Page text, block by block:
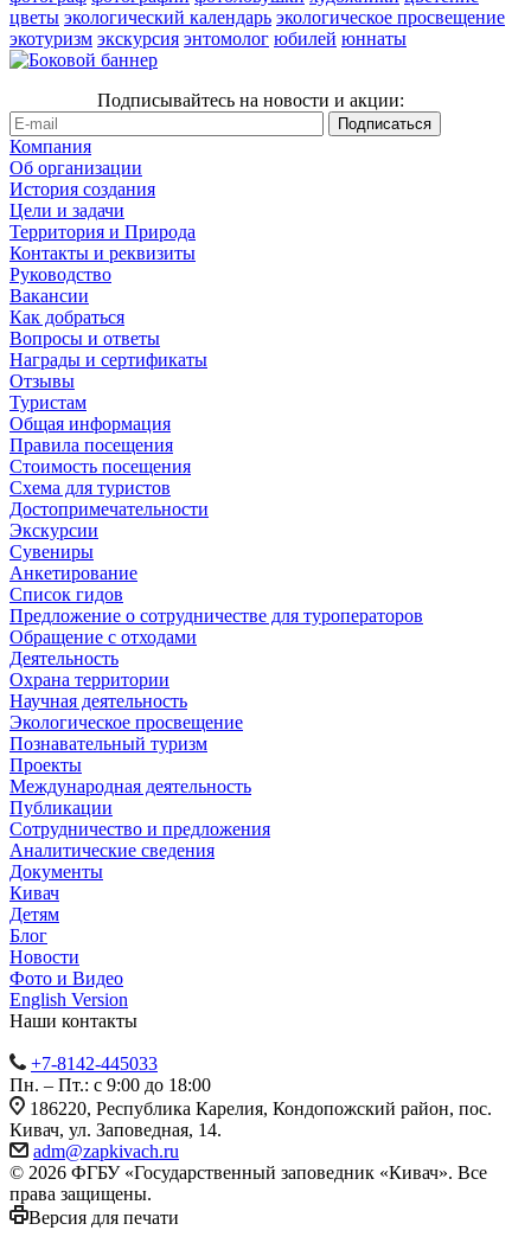
цветы экологический календарь экологическое просвещение
экотуризм экскурсия энтомолог юбилей юннаты
Подписывайтесь на новости и акции:
Компания
Об организации
История создания
Цели и задачи
Территория и Природа
Контакты и реквизиты
Руководство
Вакансии
Как добраться
Вопросы и ответы
Награды и сертификаты
Отзывы
Туристам
Общая информация
Правила посещения
Стоимость посещения
Схема для туристов
Достопримечательности
Экскурсии
Сувениры
Анкетирование
Список гидов
Предложение о сотрудничестве для туроператоров
Обращение с отходами
Деятельность
Охрана территории
Научная деятельность
Экологическое просвещение
Познавательный туризм
Проекты
Международная деятельность
Публикации
Сотрудничество и предложения
Аналитические сведения
Документы
Кивач
Детям
Блог
Новости
Фото и Видео
English Version
Наши контакты
+7-8142-445033
Пн. – Пт.: с 9:00 до 18:00
186220, Республика Карелия, Кондопожский район, пос.
Кивач, ул. Заповедная, 14.
adm@zapkivach.ru
© 2026 ФГБУ «Государственный заповедник «Кивач». Все
права защищены.
Версия для печати